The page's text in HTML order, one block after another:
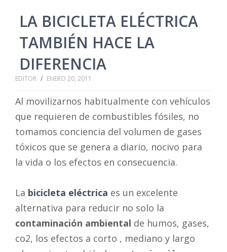
LA BICICLETA ELÉCTRICA
TAMBIÉN HACE LA
DIFERENCIA
EDITOR / ENERO 20, 2011
Al movilizarnos habitualmente con vehículos
que requieren de combustibles fósiles, no
tomamos conciencia del volumen de gases
tóxicos que se genera a diario, nocivo para
la vida o los efectos en consecuencia.
La bicicleta eléctrica es un excelente
alternativa para reducir no solo la
contaminación ambiental de humos, gases,
co2, los efectos a corto , mediano y largo